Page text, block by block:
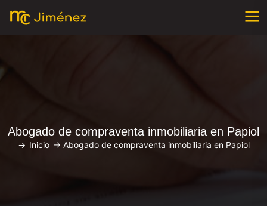
Abogado de compraventa inmobiliaria en Papiol
-> Inicio -> Abogado de compraventa inmobiliaria en Papiol